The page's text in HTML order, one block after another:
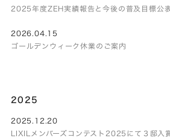
2025年度ZEH実績報告と今後の普及目標公
2026.04.15
ゴールデンウィーク休業のご案内
2025
2025.12.20
LIXILメンバーズコンテスト2025にて３邸入